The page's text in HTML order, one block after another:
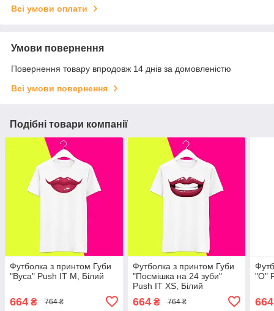
Всі умови оплати
Умови повернення
Повернення товару впродовж 14 днів за домовленістю
Всі умови повернення
Подібні товари компанії
Футболка з принтом Губи
"Вуса" Push IT M, Білий
664 ₴ 764 ₴
Футболка з принтом Губи
"Посмішка на 24 зуби"
Push IT XS, Білий
664₴ 764 ₴
"О"
664